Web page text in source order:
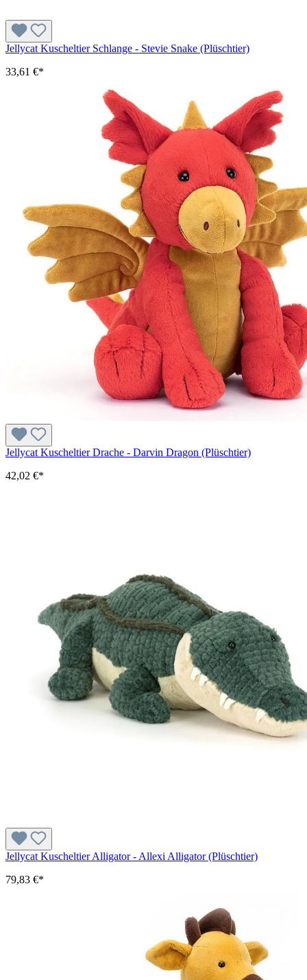
Jellycat Kuscheltier Schlange - Stevie Snake (Plüschtier)
33,61 €*
Jellycat Kuscheltier Drache - Darvin Dragon (Plüschtier)
42,02 €*
Jellycat Kuscheltier Alligator - Allexi Alligator (Plüschtier)
79,83 €*